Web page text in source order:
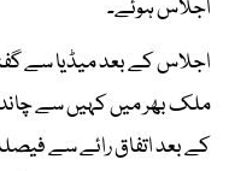
اجلاس ہوئے۔
اجلاس کے بعد میڈیا سے
ملک بھر میں کہیں سے